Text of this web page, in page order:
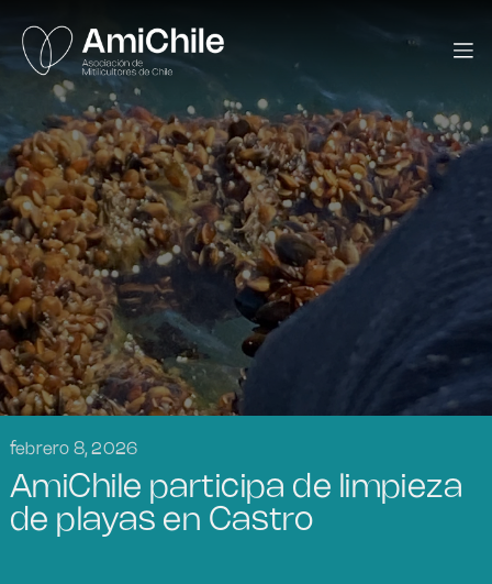
febrero 8, 2026
AmiChile participa de limpieza
de playas en Castro